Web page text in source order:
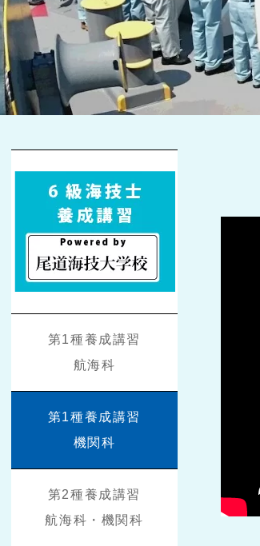
第1種養成講習
航海科
第1種養成講習
機関科
第2種養成講習
航海科・機関科